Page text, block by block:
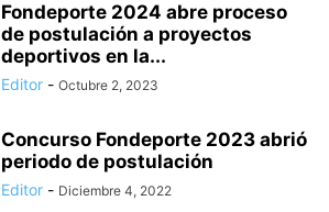
Fondeporte 2024 abre proceso
de postulación a proyectos
deportivos en la...
Editor - Octubre 2, 2023
Concurso Fondeporte 2023 abrió
periodo de postulación
Editor - Diciembre 4, 2022